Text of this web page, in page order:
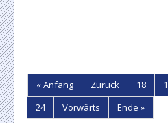
« Anfang Zurück 18
24
Vorwärts Ende »